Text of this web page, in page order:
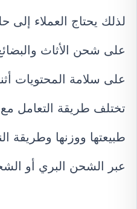
لذلك يحتاج العملاء
على شحن الأثاث
على سلامة المحتويات
تختلف طريقة
طبيعتها ووزنها وطريقة
عبر الشحن البري أو